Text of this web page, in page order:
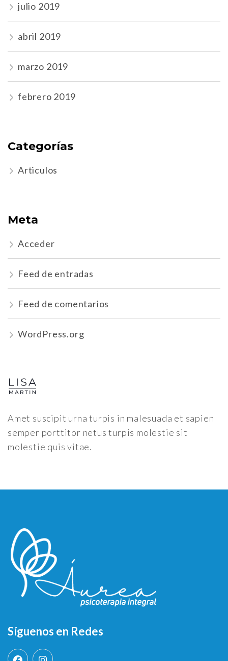
julio 2019
abril 2019
marzo 2019
febrero 2019
Categorías
Articulos
Meta
Acceder
Feed de entradas
Feed de comentarios
WordPress.org
Amet suscipit urna turpis in malesuada et sapien
semper porttitor netus turpis molestie sit
molestie quis vitae.
Síguenos en Redes